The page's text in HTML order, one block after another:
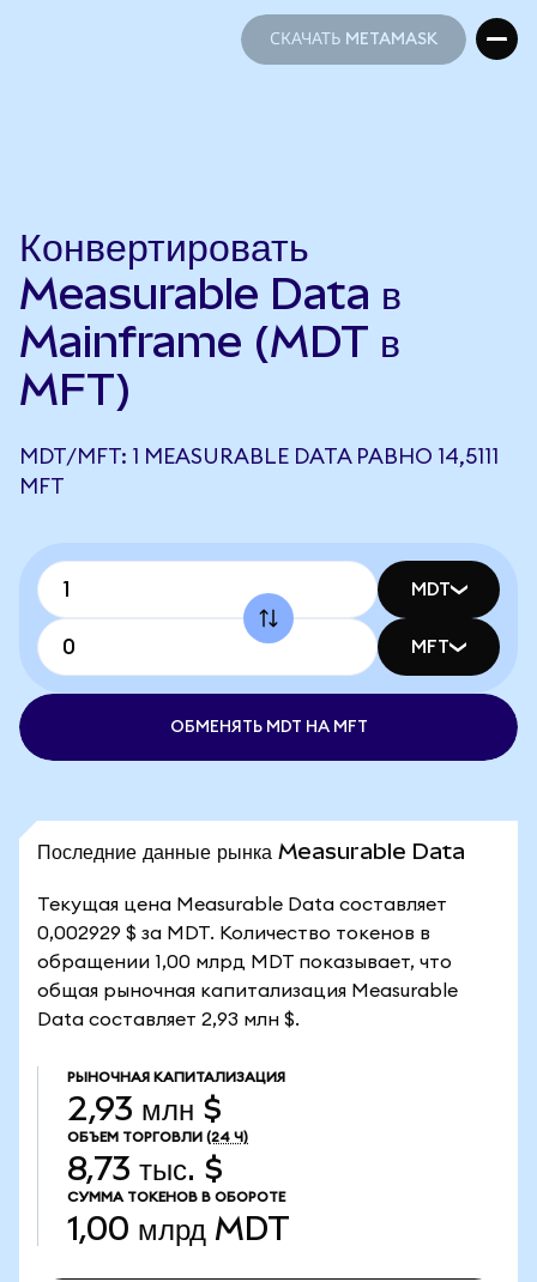
СКАЧАТЬ METAMASK
Конвертировать
Measurable Data в
Mainframe (MDT в
MFT)
MDT/MFT: 1 MEASURABLE DATA РАВНО 14,5111
MFT
MDT
MFT
ОБМЕНЯТЬ MDT НА MFT
Последние данные рынка Measurable Data
Текущая цена Measurable Data составляет
0,002929 $ за MDT. Количество токенов в
обращении 1,00 млрд MDT показывает, что
общая рыночная капитализация Measurable
Data составляет 2,93 млн $.
РЫНОЧНАЯ КАПИТАЛИЗАЦИЯ
2,93 млн $
ОБЪЕМ ТОРГОВЛИ (24 Ч)
8,73 тыс. $
СУММА ТОКЕНОВ В ОБОРОТЕ
1,00 млрд MDT